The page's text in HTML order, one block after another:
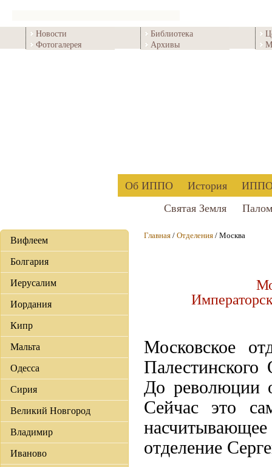
Новости
Фотогалерея
Библиотека
Архивы
Об ИППО История
ИППО
Святая Земля
Вифлеем
Болгария
Иерусалим
Иордания
Кипр
Мальта
Одесса
Сирия
Великий Новгород
Владимир
Иваново
Главная / Отделения / Москва
Московское
До революции
Сейчас это
отделение